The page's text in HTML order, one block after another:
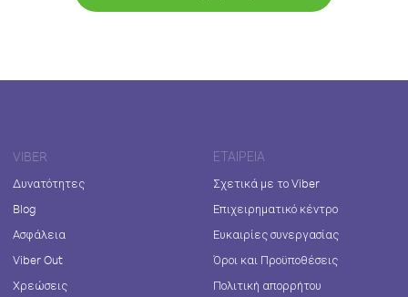
VIBER
Δυνατότητες
Blog
Ασφάλεια
Viber Out
Χρεώσεις
ΕΤΑΙΡΕΊΑ
Σχετικά με το Viber
Επιχειρηματικό κέντρο
Ευκαιρίες συνεργασίας
Όροι και Προϋποθέσεις
Πολιτική απορρήτου